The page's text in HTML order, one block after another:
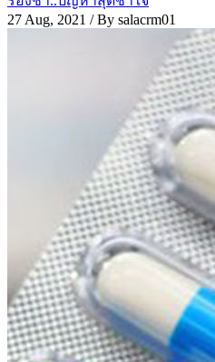
27 Aug, 2021 / By salacrm01